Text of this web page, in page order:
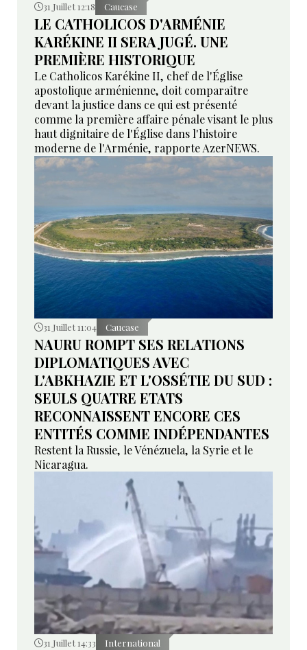
31 Juillet 12:18 Caucase
LE CATHOLICOS D'ARMÉNIE
KARÉKINE II SERA JUGÉ. UNE
PREMIÈRE HISTORIQUE
Le Catholicos Karékine II, chef de l'Église
apostolique arménienne, doit comparaître
devant la justice dans ce qui est présenté
comme la première affaire pénale visant le plus
haut dignitaire de l'Église dans l'histoire
moderne de l'Arménie, rapporte AzerNEWS.
31 Juillet 11:04 Caucase
NAURU ROMPT SES RELATIONS
DIPLOMATIQUES AVEC
L'ABKHAZIE ET L'OSSÉTIE DU SUD :
SEULS QUATRE ETATS
RECONNAISSENT ENCORE CES
ENTITÉS COMME INDÉPENDANTES
Restent la Russie, le Vénézuela, la Syrie et le
Nicaragua.
31 Juillet 14:33 International